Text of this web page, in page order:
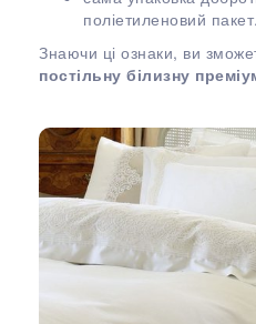
поліетиленовий пакет.
Знаючи ці ознаки, ви
постільну білизну